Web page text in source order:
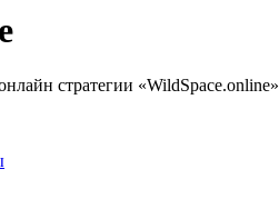
стратегии «WildSpace.online»